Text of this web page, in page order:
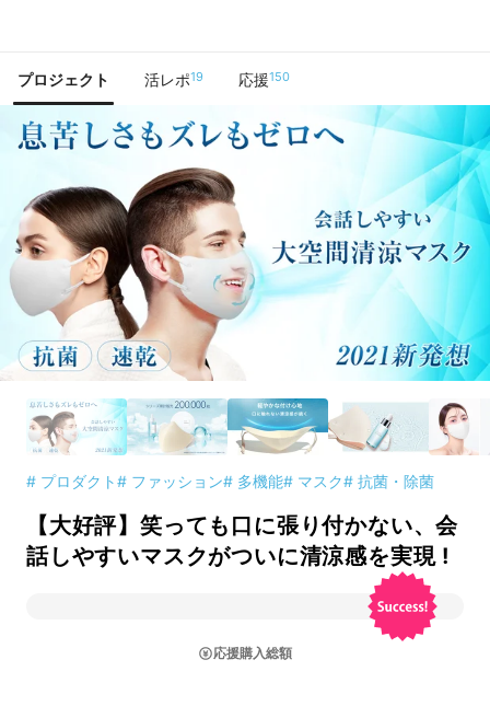
プロジェクト 活レポ19 応援150
# プロダクト# ファッション# 多機能# マスク# 抗菌・除菌
【大好評】笑っても口に張り付かない、会
話しやすいマスクがついに清涼感を実現 !
応援購入総額